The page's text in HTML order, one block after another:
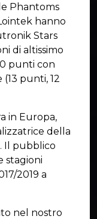
Phantoms
hanno
Stars
di altissimo
punti con
punti, 12
in Europa,
della
Il pubblico
stagioni
2019 a
nel nostro